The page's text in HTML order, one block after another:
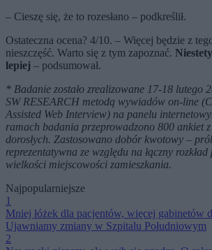
– Cieszę się, że to rozesłano – podkreślił.
Ostateczna ocena? 4/10. – Więcej będzie z
nieszczęść. Warto się z tym zapoznać.
lepiej – podsumował.
* Badanie zostało zrealizowane 17-18 lutego
SW RESEARCH metodą wywiadów on-line
Assisted Web Interview) na panelu
ramach badania przeprowadzono 800 ankiet
dorosłych. Zastosowano dobór kwotowy –
reprezentatywna ze względu na łączny
wielkości miejscowości zamieszkania.
Najpopularniejsze
1
Mniej łóżek dla pacjentów, więcej gabinetów
Ujawniamy zmiany w Szpitalu Południowym
2